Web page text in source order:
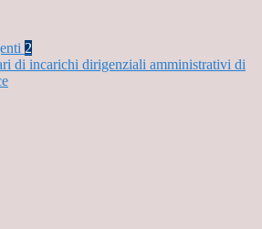
2
di incarichi dirigenziali amministrativi di